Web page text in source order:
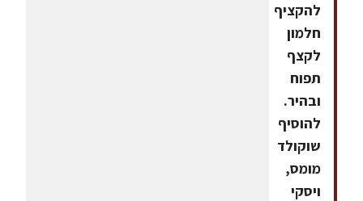
להקציף
חלמון
לקצף
תפוח
ובהיר.
להוסיף
שוקולד
מומס,
ויסקי